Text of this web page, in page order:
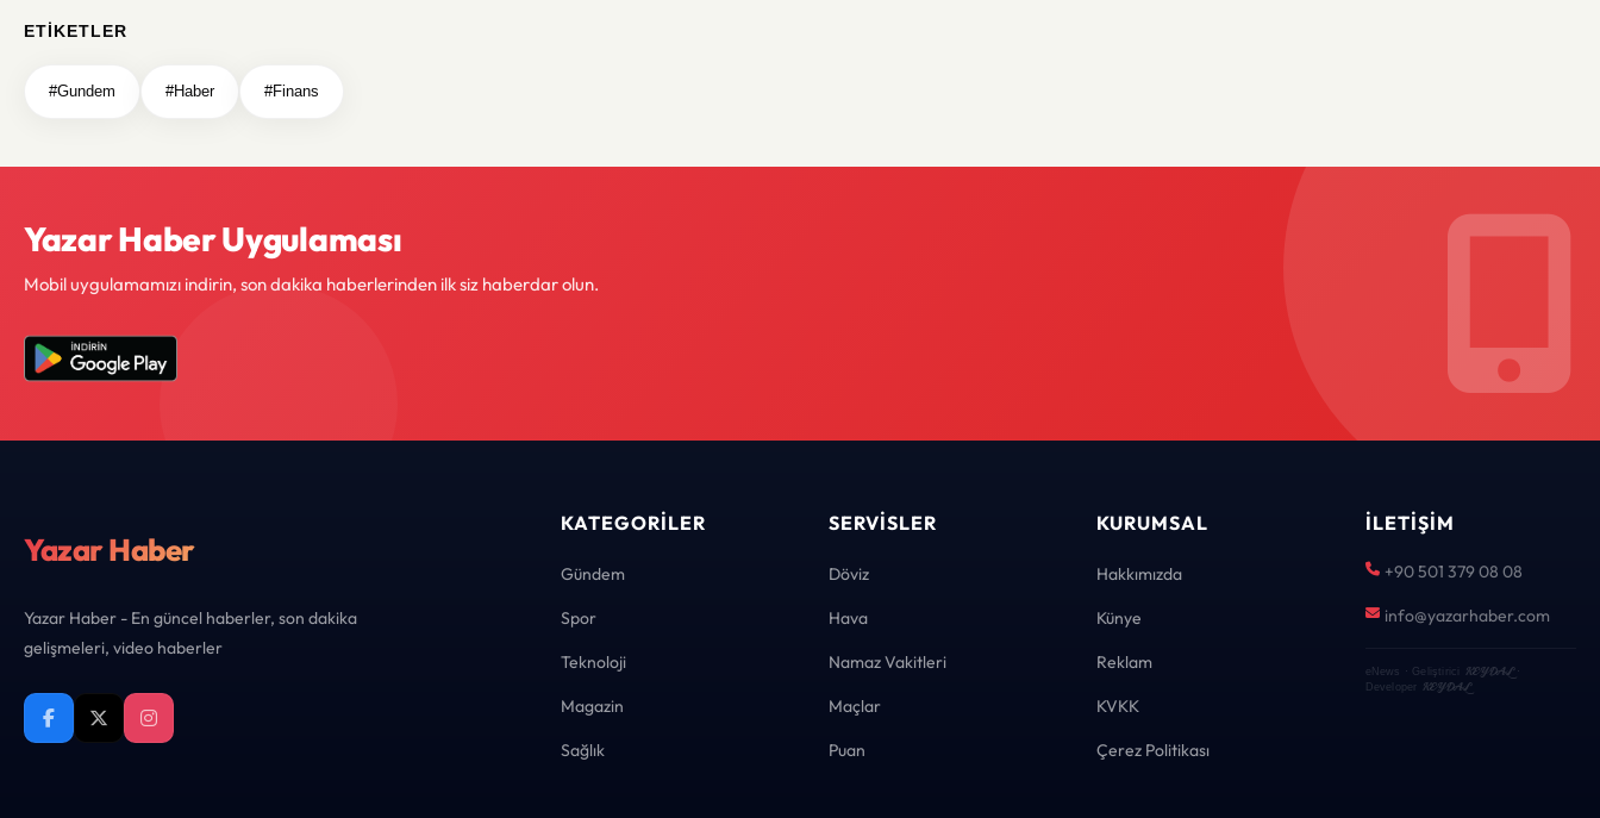
ETIKETLER
#Gundem #Haber #Finans
Yazar Haber Uygulaması
Mobil uygulamamızı indirin, son dakika haberlerinden ilk siz haberdar olun.
Yazar Haber
Yazar Haber - En güncel haberler, son dakika
gelişmeleri, video haberler
KATEGORILER
Gündem
Spor
Teknoloji
Magazin
Sağlık
SERVISLER
Döviz
Hava
Namaz Vakitleri
Maçlar
Puan
KURUMSAL
Hakkımızda
Künye
Reklam
KVKK
Çerez Politikası
İLETIŞIM
+90 501 379 08 08
info@yazarhaber.com
eNews · Geliştirici KEYDAL·
Developer KEYDAL